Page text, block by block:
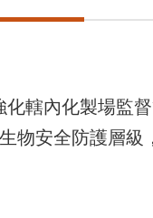
內化製場監督
安全防護層級